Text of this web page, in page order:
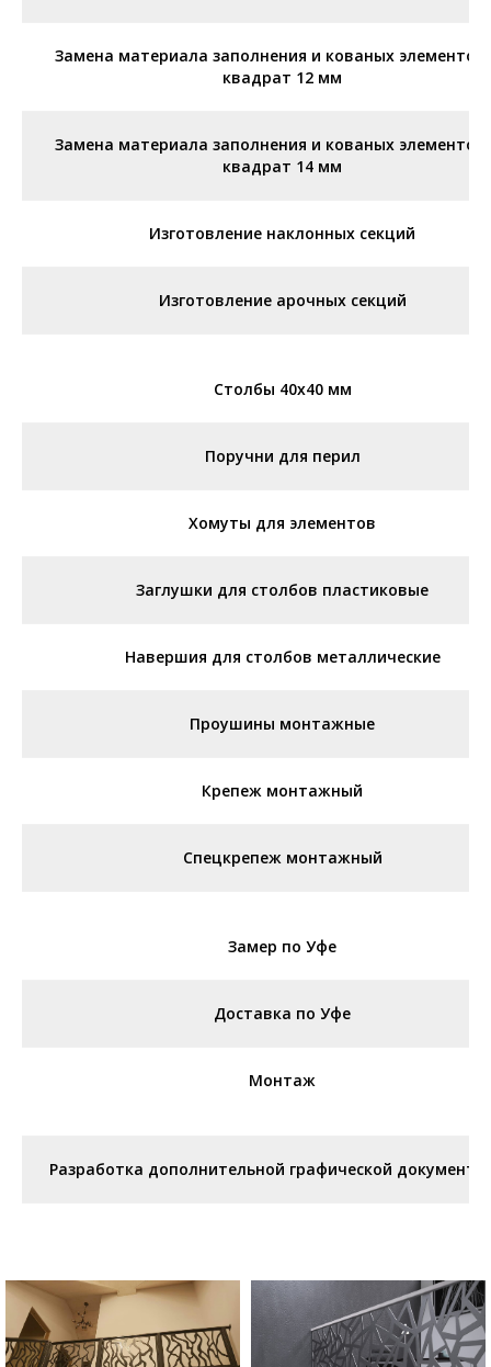
Замена материала заполнения и кованых элементов
квадрат 12 мм
Замена материала заполнения и кованых элементов
квадрат 14 мм
Изготовление наклонных секций
Изготовление арочных секций
Столбы 40х40 мм
Поручни для перил
Хомуты для элементов
Заглушки для столбов пластиковые
Навершия для столбов металлические
Проушины монтажные
Крепеж монтажный
Спецкрепеж монтажный
Замер по Уфе
Доставка по Уфе
Монтаж
Разработка дополнительной графической